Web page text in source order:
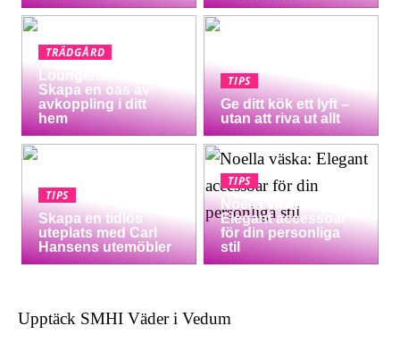
TRÄDGÅRD
Loungemöbler:
Skapa en oas av
avkoppling i ditt
hem
TIPS
Ge ditt kök ett lyft –
utan att riva ut allt
TIPS
Skapa en tidlös
uteplats med Carl
Hansens utemöbler
TIPS
Noella väska:
Elegant accessoar
för din personliga
stil
Upptäck SMHI Väder i Vedum